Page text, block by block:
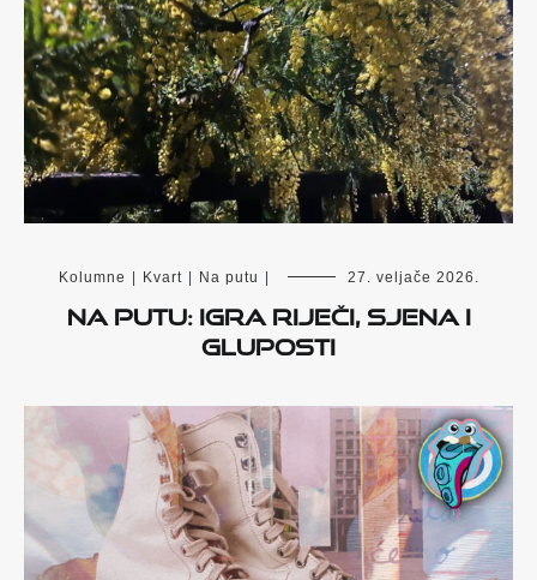
Kolumne Kvart Na putu 27. veljače 2026.
NA PUTU: IGRA RIJEČI, SJENA I
GLUPOSTI